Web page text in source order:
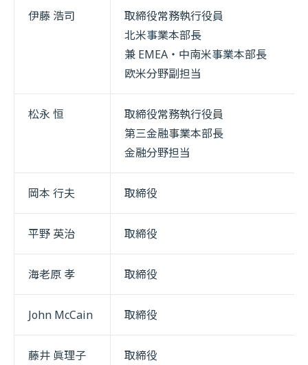
伊藤 浩司
取締役常務執行役員
北米事業本部長
兼 EMEA・中南米事業本部長
欧米分野副担当
松永 恒
取締役常務執行役員
第三金融事業本部長
金融分野担当
岡本 行夫 取締役
平野 英治 取締役
海老原 孝 取締役
John McCain 取締役
藤井 眞理子 取締役